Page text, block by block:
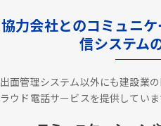
協力会社とのコミュニ
信システム
出面管理システム以外にも建設業
ラウド電話サービスを提供していま